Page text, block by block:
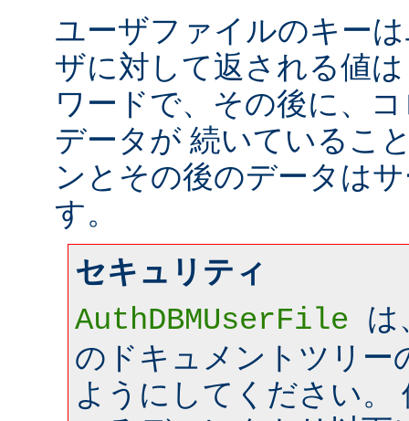
ユーザファイルのキー
ザに対して返される値
ワードで、その後に、
データが 続いているこ
ンとその後のデータは
す。
セキュリティ
AuthDBMUserFile は
のドキュメントツリー
ようにしてください。